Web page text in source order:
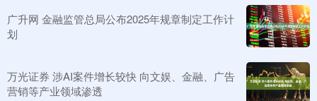
广升网 金融监管总局公布2025年规章制定工作计
划
万光证券 涉AI案件增长较快 向文娱、金融、广告
营销等产业领域渗透